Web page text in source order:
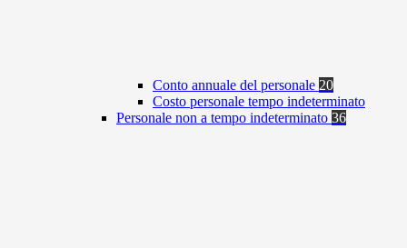
Conto annuale del personale 20
Costo personale tempo indeterminato
Personale non a tempo indeterminato 36